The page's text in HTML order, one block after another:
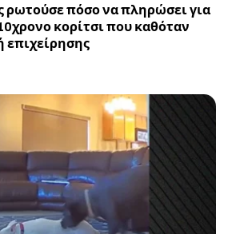
ρωτούσε πόσο να πληρώσει για
κορίτσι που καθόταν
επιχείρησης